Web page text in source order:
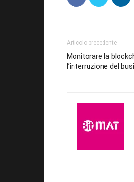
Articolo precedente
Monitorare la
l’interruzione del